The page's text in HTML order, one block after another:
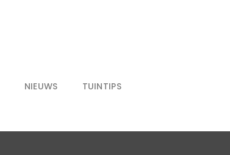
NIEUWS TUINTIPS